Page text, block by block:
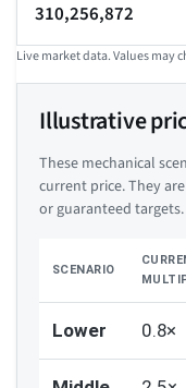
310,256,872
Live market data. Values may
Illustrative
These mechanical
current price. They
or guaranteed targets.
SCENARIO
Lower 0.8×